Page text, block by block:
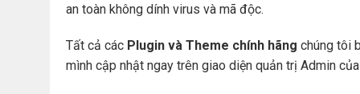
an toàn không dính virus và mã độc.
Tất cả các Plugin và Theme chính hãng chúng tôi
mình cập nhật ngay trên giao diện quản trị Admin